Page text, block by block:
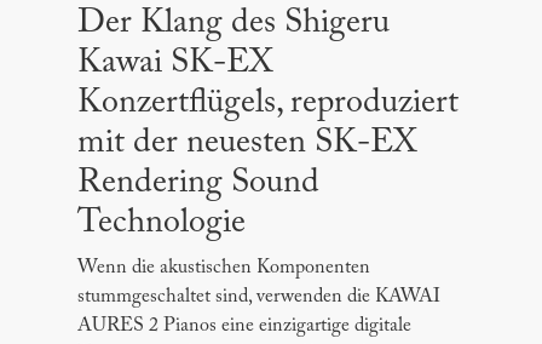
Der Klang des Shigeru
Kawai SK-EX
Konzertflügels, reproduziert
mit der neuesten SK-EX
Rendering Sound
Technologie
Wenn die akustischen Komponenten
stummgeschaltet sind, verwenden die KAWAI
AURES 2 Pianos eine einzigartige digitale